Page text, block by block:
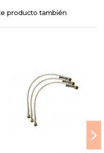
producto también